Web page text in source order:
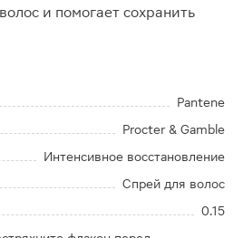
и помогает сохранить
Pantene
Procter & Gamble
Интенсивное восстановление
Спрей для волос
0.15